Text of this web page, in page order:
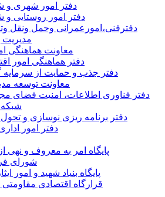
دفتر امور شهری و
دفتر امور روستایی و
دفترفنی،امورعمرانی وحمل ونقل
مدیریت
معاونت هماهنگی
دفتر هماهنگی امور
دفتر جذب و حمایت از سرمایه
معاونت توسعه
دفتر فناوری اطلاعات، امنیت فضای
دفتر برنامه ریزی نوسازی و تحول
دفتر امور
پایگاه امر به معروف و نهی
شورای
پایگاه بنیاد شهید و امور
قرارگاه اقتصادی مقاومتی